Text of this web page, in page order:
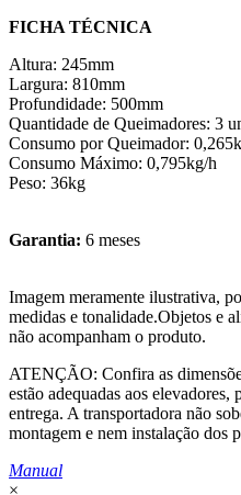
FICHA TÉCNICA
Altura: 245mm
Largura: 810mm
Profundidade: 500mm
Quantidade de Queimadores: 3
Consumo por Queimador:
Consumo Máximo: 0,795kg/h
Peso: 36kg
Garantia: 6 meses
Imagem meramente ilustrativa,
medidas e tonalidade.Objetos e
não acompanham o produto.
ATENÇÃO: Confira as
estão adequadas aos
entrega. A transportadora não
montagem e nem instalação dos
Manual
×